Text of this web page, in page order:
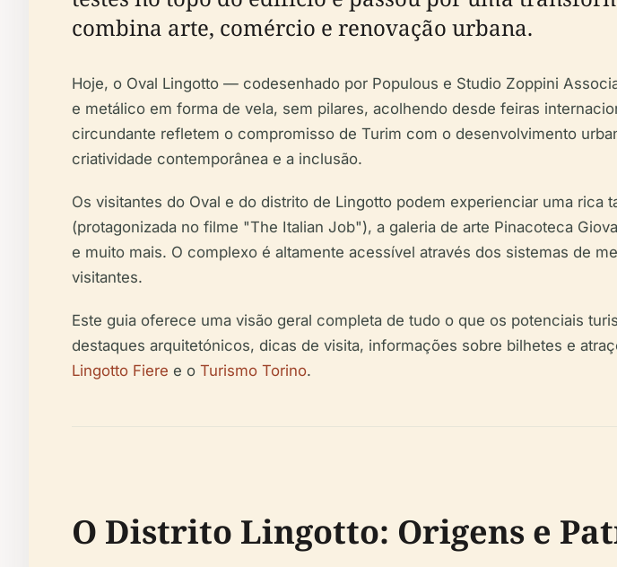
combina arte, comércio e renovação urbana.
Hoje, o Oval Lingotto — codesenhado por Populous e Studio Zoppini
e metálico em forma de vela, sem pilares, acolhendo desde feiras
circundante refletem o compromisso de Turim com o desenvolvimento
criatividade contemporânea e a inclusão.
Os visitantes do Oval e do distrito de Lingotto podem experienciar uma
(protagonizada no filme "The Italian Job"), a galeria de arte Pinacoteca
e muito mais. O complexo é altamente acessível através dos sistemas de
visitantes.
Este guia oferece uma visão geral completa de tudo o que os potenciais
destaques arquitetónicos, dicas de visita, informações sobre bilhetes e
Lingotto Fiere e o Turismo Torino.
O Distrito Lingotto: Origens e